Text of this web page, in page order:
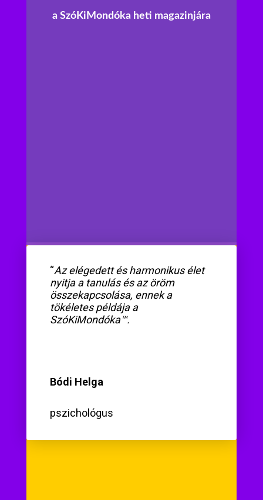
a SzóKiMondóka heti magazinjára
“Az elégedett és harmonikus élet
nyitja a tanulás és az öröm
összekapcsolása, ennek a
tökéletes példája a
SzóKiMondóka™.
Bódi Helga
pszichológus